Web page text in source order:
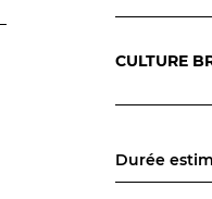
CULTURE
Durée